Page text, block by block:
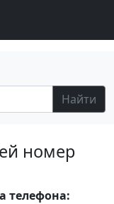
Найти
номер
телефона: